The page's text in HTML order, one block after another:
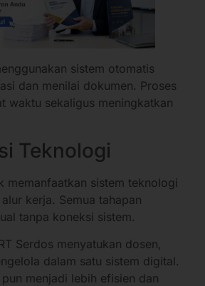
sistem otomatis
dan menilai dokumen. Proses
waktu sekaligus meningkatkan
Teknologi
memanfaatkan sistem teknologi
kerja. Semua tahapan
tanpa koneksi sistem.
Serdos menyatukan dosen,
dalam satu sistem digital.
menjadi lebih efisien dan